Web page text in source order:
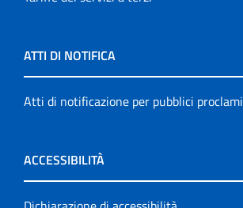
ATTI DI NOTIFICA
Atti di notificazione per pubblici proclami
ACCESSIBILITÀ